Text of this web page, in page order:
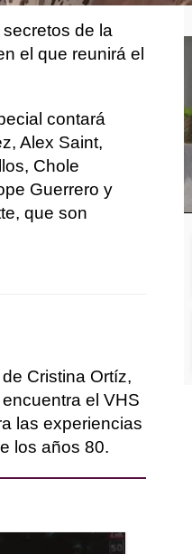
de la
el que reunirá el
contará
Alex Saint,
Chole
Guerrero y
que son
Cristina Ortíz,
el VHS
las experiencias
los años 80.